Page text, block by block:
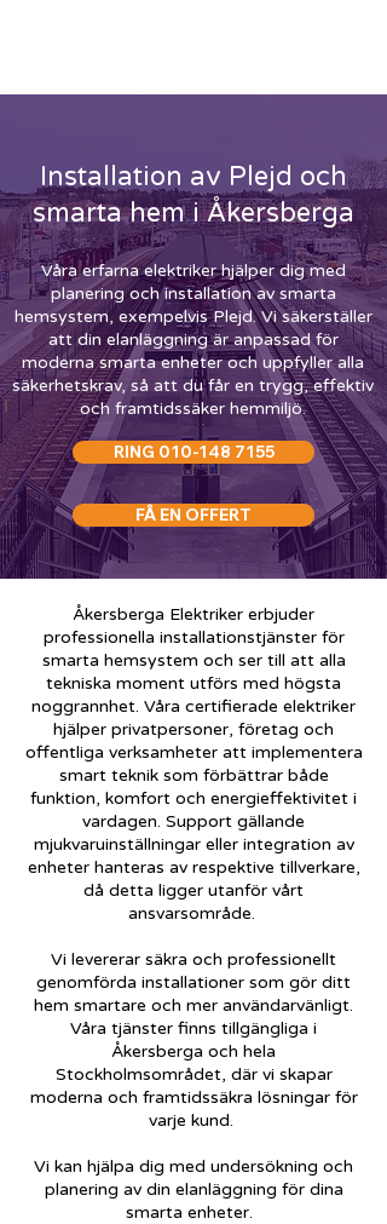
Installation av Plejd och
smarta hem i Åkersberga
Våra erfarna elektriker hjälper dig med
planering och installation av smarta
hemsystem, exempelvis Plejd. Vi säkerställer
att din elanläggning är anpassad för
moderna smarta enheter och uppfyller alla
säkerhetskrav, så att du får en trygg, effektiv
och framtidssäker hemmiljö.
RING 010-148 7155
FÅ EN OFFERT
Åkersberga Elektriker erbjuder
professionella installationstjänster för
smarta hemsystem och ser till att alla
tekniska moment utförs med högsta
noggrannhet. Våra certifierade elektriker
hjälper privatpersoner, företag och
offentliga verksamheter att implementera
smart teknik som förbättrar både
funktion, komfort och energieffektivitet i
vardagen. Support gällande
mjukvaruinställningar eller integration av
enheter hanteras av respektive tillverkare,
då detta ligger utanför vårt
ansvarsområde.
Vi levererar säkra och professionellt
genomförda installationer som gör ditt
hem smartare och mer användarvänligt.
Våra tjänster finns tillgängliga i
Åkersberga och hela
Stockholmsområdet, där vi skapar
moderna och framtidssäkra lösningar för
varje kund.
Vi kan hjälpa dig med undersökning och
planering av din elanläggning för dina
smarta enheter.